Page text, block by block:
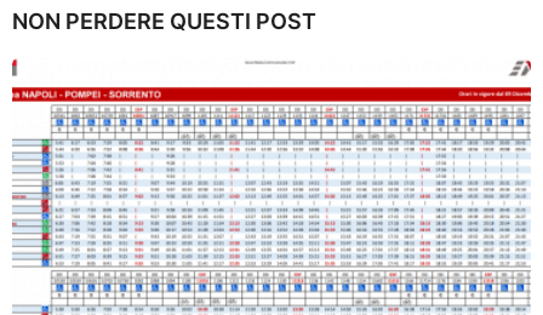
n
g
o
NON PERDERE QUESTI POST